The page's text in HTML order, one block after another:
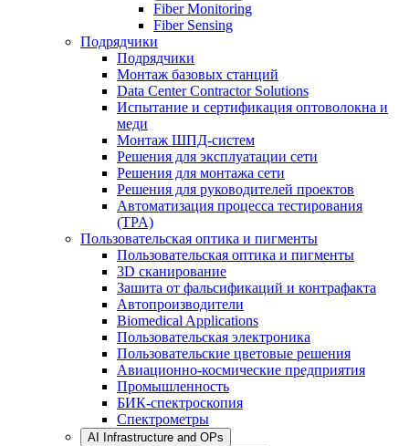
Fiber Monitoring
Fiber Sensing
Подрядчики
Подрядчики
Монтаж базовых станций
Data Center Contractor Solutions
Испытание и сертификация оптоволокна и
меди
Монтаж ШПД-систем
Решения для эксплуатации сети
Решения для монтажа сети
Решения для руководителей проектов
Автоматизация процесса тестирования
(TPA)
Пользовательская оптика и пигменты
Пользовательская оптика и пигменты
3D сканирование
Зашита от фальсификаций и контрафакта
Автопроизводители
Biomedical Applications
Пользовательская электроника
Пользовательские цветовые решения
Авиационно-космические предприятия
Промышленность
БИК-спектроскопия
Спектрометры
AI Infrastructure and OPs